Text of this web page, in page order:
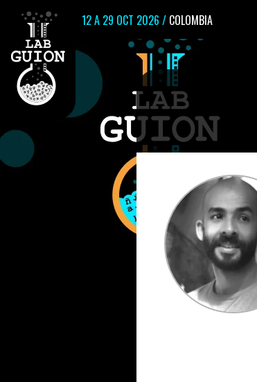
12 A 29 OCT 2026 / COLOMBIA